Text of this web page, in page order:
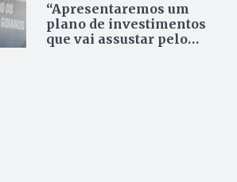
“Apresentaremos um
plano de investimentos
que vai assustar pelo